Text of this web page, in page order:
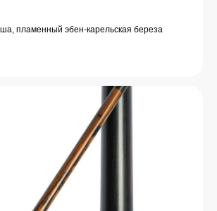
пламенный эбен-карельская береза